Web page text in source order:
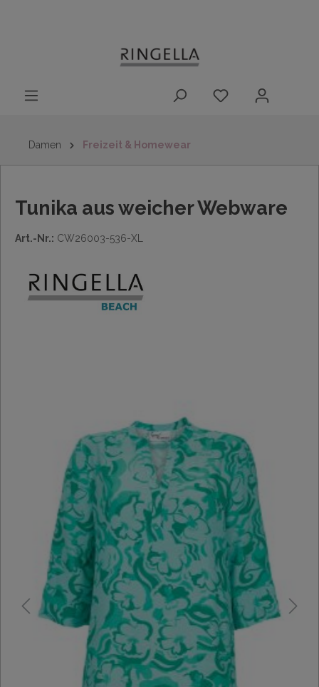
Damen Freizeit & Homewear
Tunika aus weicher Webware
Art.-Nr.: CW26003-536-XL